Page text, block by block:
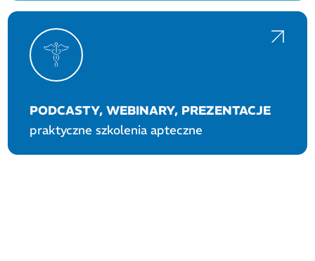
PODCASTY, WEBINARY, PREZENTACJE
praktyczne szkolenia apteczne